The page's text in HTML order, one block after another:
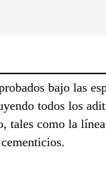
bajo las
todos los
tales como la